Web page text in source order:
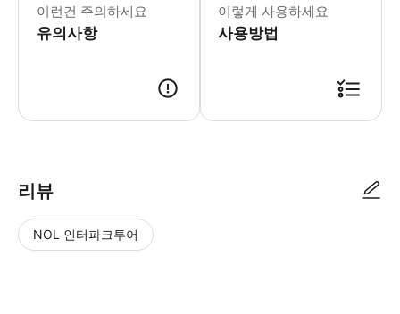
이런건 주의하세요
유의사항
이렇게 사용하세요
사용방법
리뷰
NOL 인터파크투어